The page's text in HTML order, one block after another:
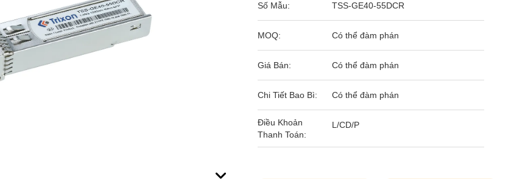
Số Mẫu: TSS-GE40-55DCR
MOQ: Có thể đàm phán
Giá Bán: Có thể đàm phán
Chi Tiết Bao Bì: Có thể đàm phán
Điều Khoản
Thanh Toán:
L/CD/P